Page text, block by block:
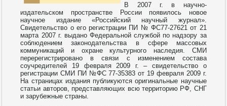
В 2007 г. в научно-
издательском пространстве России появилось новое
научное издание «Российский научный журнал».
Свидетельство о его регистрации ПИ № ФС77-27621 от 21
марта 2007 г. выдано Федеральной службой по надзору за
соблюдением законодательства в сфере массовых
коммуникаций и охране культурного наследия. СМИ
перерегистрировано в связи с изменением состава
соучредителей 19 февраля 2009 г. – свидетельство о
регистрации СМИ ПИ №ФС 77-35383 от 19 февраля 2009 г.
На страницах издания публикуются оригинальные научные
статьи авторов, представляющих всю территорию РФ, СНГ
и зарубежные страны.